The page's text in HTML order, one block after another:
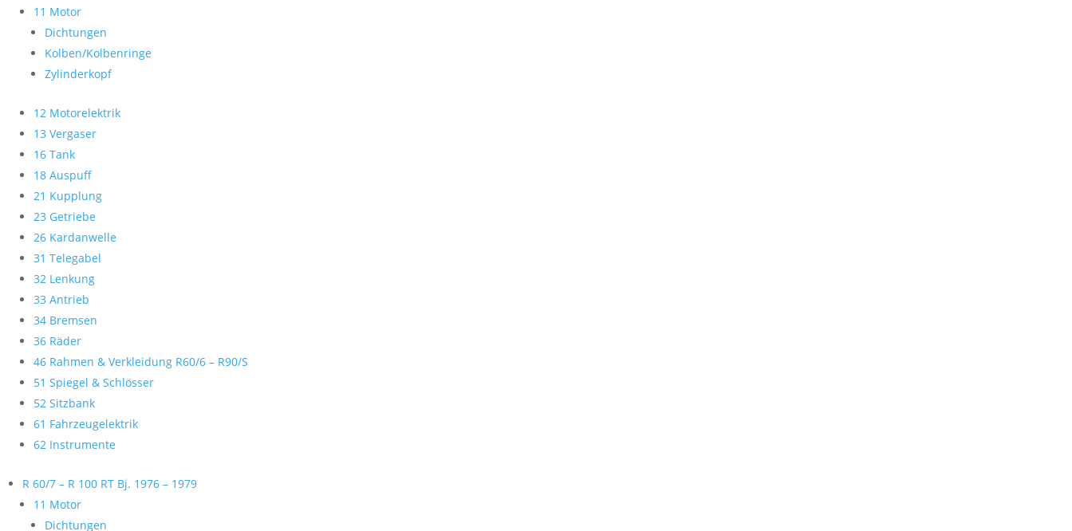
11 Motor
Dichtungen
Kolben/Kolbenringe
Zylinderkopf
12 Motorelektrik
13 Vergaser
16 Tank
18 Auspuff
21 Kupplung
23 Getriebe
26 Kardanwelle
31 Telegabel
32 Lenkung
33 Antrieb
34 Bremsen
36 Räder
46 Rahmen & Verkleidung R60/6 – R90/S
51 Spiegel & Schlösser
52 Sitzbank
61 Fahrzeugelektrik
62 Instrumente
R 60/7 – R 100 RT Bj. 1976 – 1979
11 Motor
Dichtungen